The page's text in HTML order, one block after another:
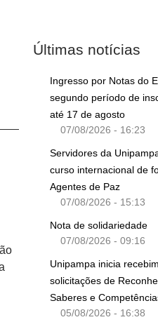
Últimas notícias
Ingresso por Notas do
segundo período de
até 17 de agosto
07/08/2026 - 16:23
Servidores da
curso internacional de
Agentes de Paz
07/08/2026 - 15:13
Nota de solidariedade
07/08/2026 - 09:16
Unipampa inicia
solicitações de
Saberes e
05/08/2026 - 16:38